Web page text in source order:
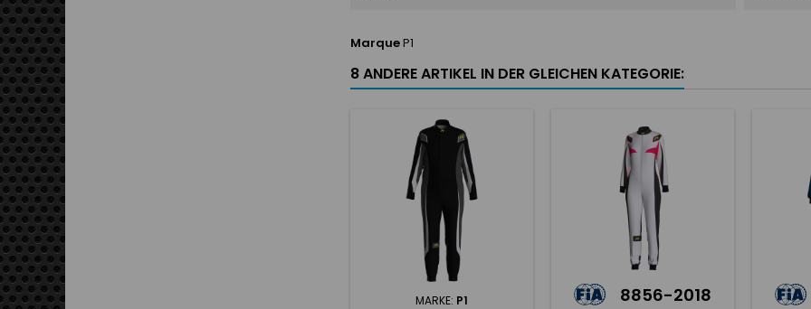
MarqueP1
8 ANDERE ARTIKEL IN DER GLEICHEN KATEGORIE:
MARKE: P1 8856-2018